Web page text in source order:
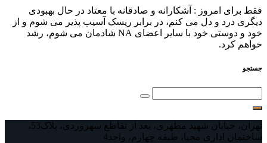
فقط برای امروز : آشکارانه و صادقانه با معتاد در حال بهبودی
دیگری درد و دل می⁯ کنم، در برابر ریسک آسیب ⁯پذیر می⁯ شوم و از
خود و دوستی خود با سایر اعضای NA شادمان می⁯ شوم، رشد
خواهم کرد.
جستجو
تهران، خیابان شهید مطهری، بعد از تقاطع سهروردی، پلاک53،
ساختمان اداری محیا، طبقه چهارم، واحد4